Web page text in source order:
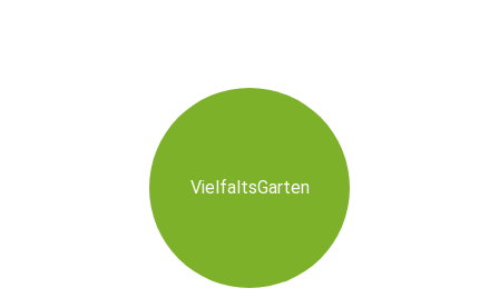
VielfaltsGarten